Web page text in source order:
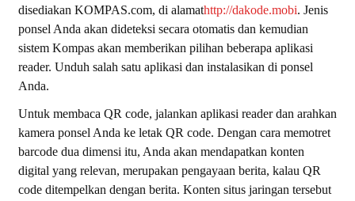
disediakan KOMPAS.com, di alamathttp://dakode.mobi. Jenis
ponsel Anda akan dideteksi secara otomatis dan kemudian
sistem Kompas akan memberikan pilihan beberapa aplikasi
reader. Unduh salah satu aplikasi dan instalasikan di ponsel
Anda.
Untuk membaca QR code, jalankan aplikasi readerdan arahkan
kamera ponsel Anda ke letak QR code. Dengan cara memotret
barcode dua dimensi itu, Anda akan mendapatkan konten
digital yang relevan, merupakan pengayaan berita, kalau QR
code ditempelkan dengan berita. Konten situs jaringan tersebut